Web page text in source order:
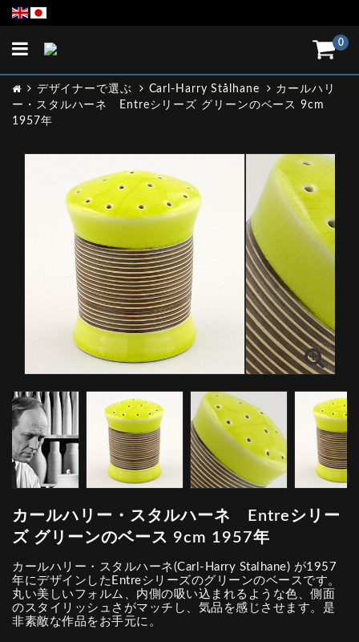
0
Toggle
デザイナーで選ぶ Carl-Harry Stålhane
カールハリ
ー・スタルハーネ Entreシリーズ グリーンのベース 9cm
1957年
カールハリー・スタルハーネ Entreシリー
ズ グリーンのベース 9cm 1957年
カールハリー・スタルハーネ(Carl-Harry Stalhane) が1957
年にデザインしたEntreシリーズのグリーンのベースです。
丸い美しいフォルム、内側の吸い込まれるような色、側面
のスタイリッシュさがマッチし、気品を感じさせます。是
非素敵な作品をお手元に。